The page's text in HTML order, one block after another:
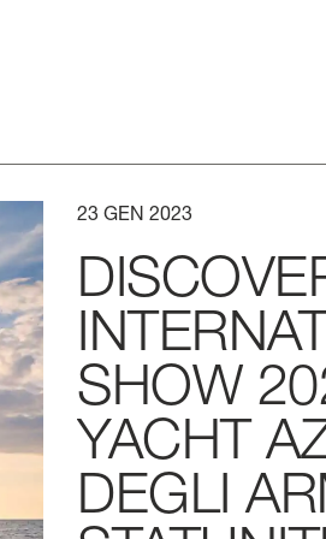
23 GEN 2023
SHOW
YACHT
DEGLI